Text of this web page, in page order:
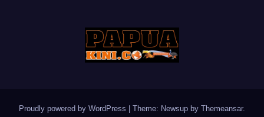
Proudly powered by WordPress Theme: Newsup by Themeansar.